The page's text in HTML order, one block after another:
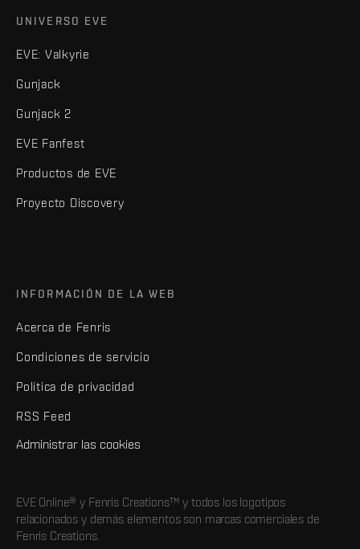
UNIVERSO EVE
EVE: Valkyrie
Gunjack
Gunjack 2
EVE Fanfest
Productos de EVE
Proyecto Discovery
INFORMACIÓN DE LA WEB
Acerca de Fenris
Condiciones de servicio
Política de privacidad
RSS Feed
Administrar las cookies
EVE Online® y Fenris Creations™ y todos los logotipos
relacionados y demás elementos son marcas comerciales de
Fenris Creations.